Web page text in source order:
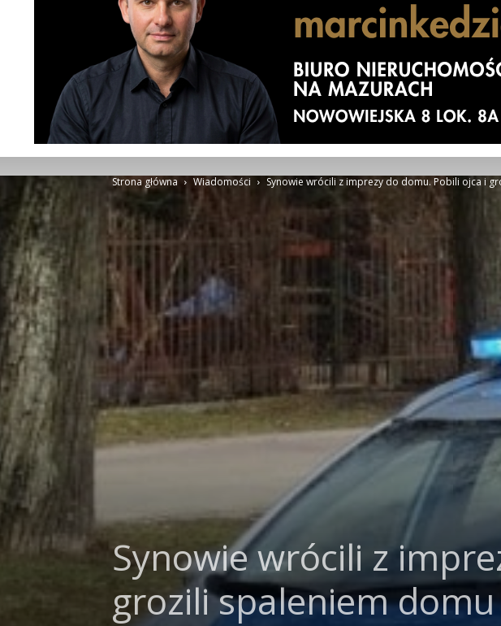
Strona główna Wiadomości Synowie wrócili z imprezy do domu. Pobili ojca i
Synowie wrócili z
grozili spaleniem domu